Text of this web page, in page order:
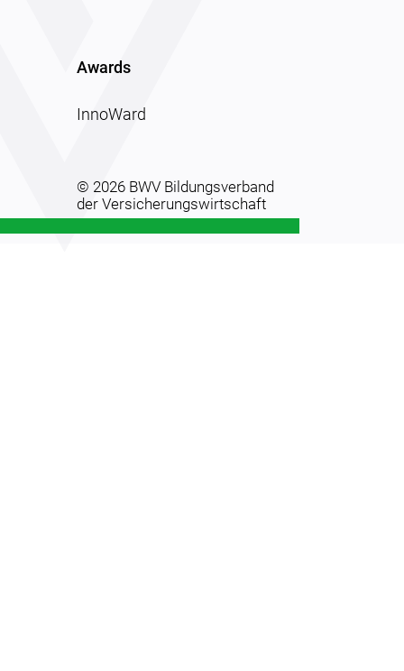
Awards
InnoWard
© 2026 BWV Bildungsverband
der Versicherungswirtschaft